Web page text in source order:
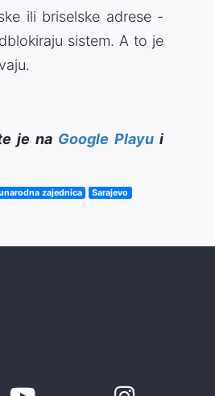
ili briselske adrese -
sistem. A to je
je na Google Playui
zajednica Sarajevo